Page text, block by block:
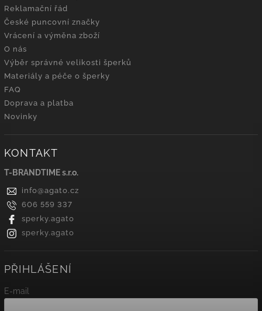
Reklamační řád
České puncovní značky
Vrácení a výměna zboží
O nás
Výběr správné velikosti šperků
Materiály a péče o šperky
FAQ
Doprava a platba
Novinky
KONTAKT
T-BRANDTIME s.r.o.
info@agato.cz
606 559 337
sperky.agato
sperky.agato
PŘIHLÁŠENÍ
E-mail